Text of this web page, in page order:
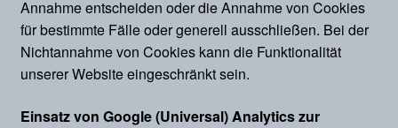
Annahme entscheiden oder die Annahme von Cookies
für bestimmte Fälle oder generell ausschließen. Bei der
Nichtannahme von Cookies kann die Funktionalität
unserer Website eingeschränkt sein.
Einsatz von Google (Universal) Analytics zur